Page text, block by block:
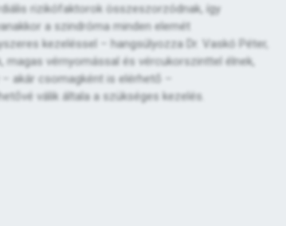
rizikófaktorok összeszorzódnak, így
a szindróma minden elemét
kezeléssel – hangsúlyozza Dr. Vaskó Péter,
magas vérnyomással és vércukorszinttel élnek,
akár csomagként is elérhető –
válik általa a szükséges kezelés.